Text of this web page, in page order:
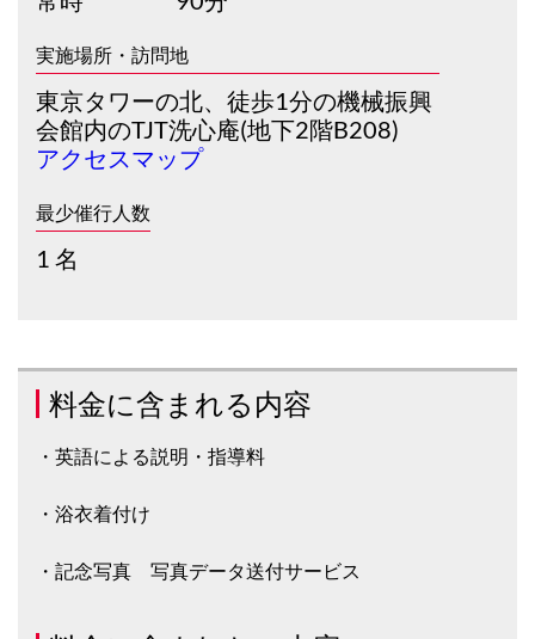
実施場所・訪問地
東京タワーの北、徒歩1分の機械振興
会館内のTJT洗心庵(地下2階B208)
アクセスマップ
最少催行人数
1 名
料金に含まれる内容
・英語による説明・指導料
・浴衣着付け
・記念写真 写真データ送付サービス